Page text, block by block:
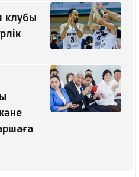
клубы